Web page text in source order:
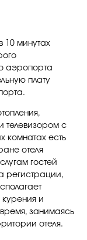
10 минутах
аэропорта
плату
с
комнатах есть
отеля
гостей
регистрации,
и
занимаясь
отеля.